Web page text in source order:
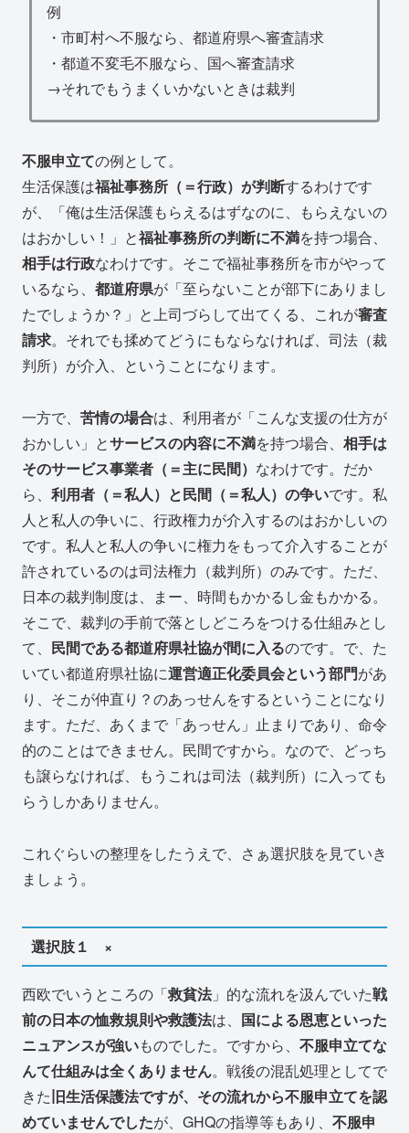
例
・市町村へ不服なら、都道府県へ審査請求
・都道不変毛不服なら、国へ審査請求
→それでもうまくいかないときは裁判
不服申立ての例として。
生活保護は福祉事務所（＝行政）が判断するわけです
が、「俺は生活保護もらえるはずなのに、もらえないの
はおかしい！」と福祉事務所の判断に不満を持つ場合、
相手は行政なわけです。そこで福祉事務所を市がやって
いるなら、 都道府県が「至らないことが部下にありまし
たでしょうか？」と上司づらして出てくる、これが審査
請求。それでも揉めてどうにもならなければ、司法（裁
判所）が介入、ということになります。
一方で、 苦情の場合は、利用者が「こんな支援の仕方が
おかしい」とサービスの内容に不満を持つ場合、 相手は
そのサービス事業者（＝主に民間） なわけです。だか
ら、 利用者（＝私人）と民間（＝私人）の争いです。私
人と私人の争いに、行政権力が介入するのはおかしいの
です。私人と私人の争いに権力をもって介入することが
許されているのは司法権力（裁判所）のみです。ただ、
日本の裁判制度は、まー、時間もかかるし金もかかる。
そこで、裁判の手前で落としどころをつける仕組みとし
て、 民間である都道府県社協が間に入るのです。で、た
いてい都道府県社協に運営適正化委員会という部門があ
り、そこが仲直り？のあっせんをするということになり
ます。ただ、あくまで「あっせん」止まりであり、命令
的のことはできません。民間ですから。なので、どっち
も譲らなければ、もうこれは司法（裁判所）に入っても
らうしかありません。
これぐらいの整理をしたうえで、さぁ選択肢を見ていき
ましょう。
選択肢１ ×
西欧でいうところの「救貧法」的な流れを汲んでいた戦
前の日本の恤救規則や救護法は、 国による恩恵といった
ニュアンスが強いものでした。ですから、 不服申立てな
んて仕組みは全くありません。戦後の混乱処理としてで
きた旧生活保護法ですが、その流れから不服申立てを認
めていませんでしたが、GHQの指導等もあり、 不服申